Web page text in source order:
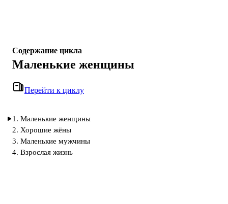
Содержание цикла
Маленькие женщины
Перейти к циклу
1. Маленькие женщины
2. Хорошие жёны
3. Маленькие мужчины
4. Взрослая жизнь